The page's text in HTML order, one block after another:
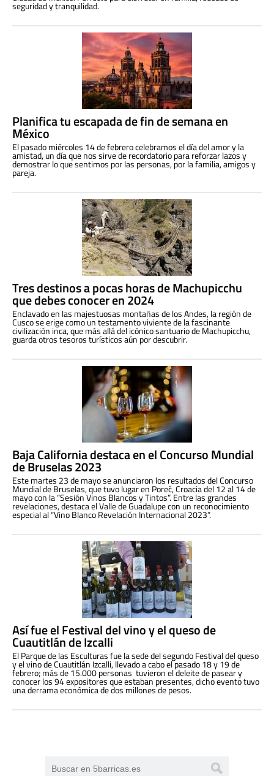
seguridad y tranquilidad.
Planifica tu escapada de fin de semana en
México
El pasado miércoles 14 de febrero celebramos el día del amor y la
amistad, un día que nos sirve de recordatorio para reforzar lazos y
demostrar lo que sentimos por las personas, por la familia, amigos y
pareja.
Tres destinos a pocas horas de Machupicchu
que debes conocer en 2024
Enclavado en las majestuosas montañas de los Andes, la región de
Cusco se erige como un testamento viviente de la fascinante
civilización inca, que más allá del icónico santuario de Machupicchu,
guarda otros tesoros turísticos aún por descubrir.
Baja California destaca en el Concurso Mundial
de Bruselas 2023
Este martes 23 de mayo se anunciaron los resultados del Concurso
Mundial de Bruselas, que tuvo lugar en Poreč, Croacia del 12 al 14 de
mayo con la “Sesión Vinos Blancos y Tintos”. Entre las grandes
revelaciones, destaca el Valle de Guadalupe con un reconocimiento
especial al “Vino Blanco Revelación Internacional 2023”.
Así fue el Festival del vino y el queso de
Cuautitlán de Izcalli
El Parque de las Esculturas fue la sede del segundo Festival del queso
y el vino de Cuautitlán Izcalli, llevado a cabo el pasado 18 y 19 de
febrero; más de 15.000 personas tuvieron el deleite de pasear y
conocer los 94 expositores que estaban presentes, dicho evento tuvo
una derrama económica de dos millones de pesos.